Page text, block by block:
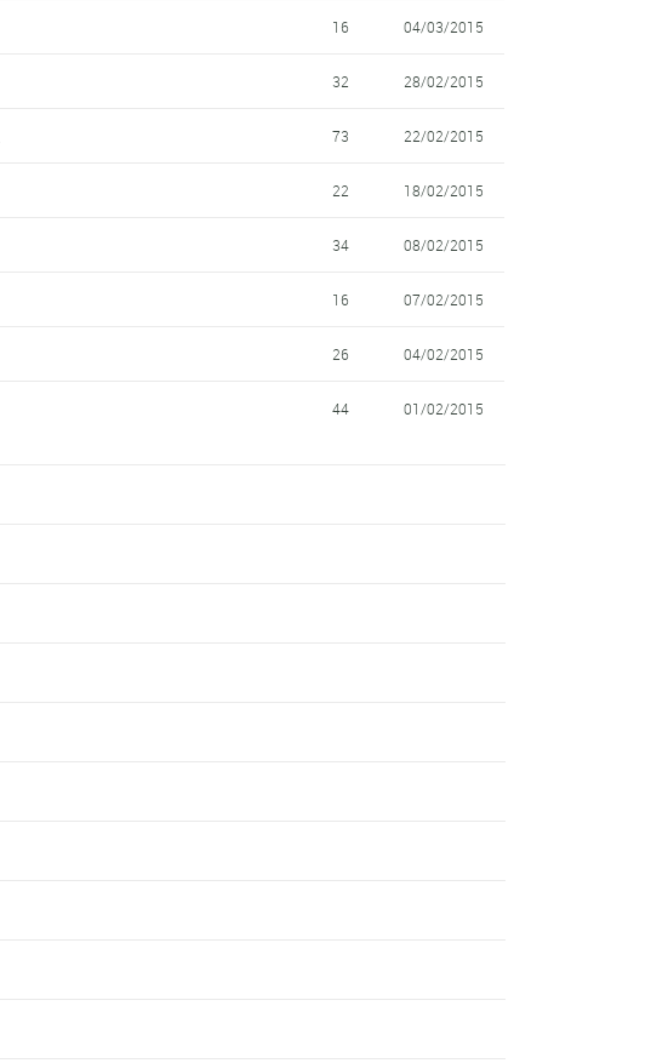
16 04/03/2015
32 28/02/2015
73 22/02/2015
22 18/02/2015
34 08/02/2015
16 07/02/2015
26 04/02/2015
44 01/02/2015